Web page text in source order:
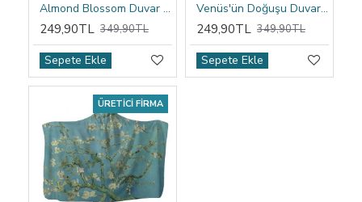
Almond Blossom Duvar Örtüsü
249,90TL 349,90TL
Sepete Ekle
Venüs'ün Doğuşu Duvar Örtüsü
249,90TL 349,90TL
Sepete Ekle
ÜRETICI FIRMA